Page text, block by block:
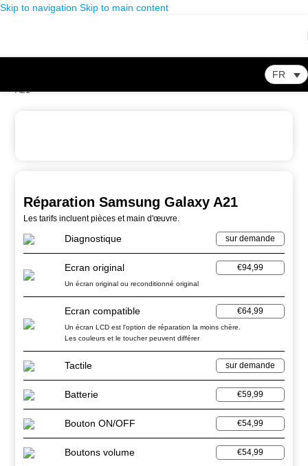
Skip to navigation Skip to main content
FR
Réparation Samsung Galaxy
A21
Réparation Samsung Galaxy A21
Les tarifs incluent pièces et main d'œuvre.
Diagnostique sur demande
Ecran original €94,99
Un écran original ou reconditionné original
Ecran compatible €64,99
Un écran LCD est l'option de réparation la moins chère.
Les couleurs et le toucher peuvent différer
Tactile sur demande
Batterie €59,99
Bouton ON/OFF €54,99
Boutons volume €54,99